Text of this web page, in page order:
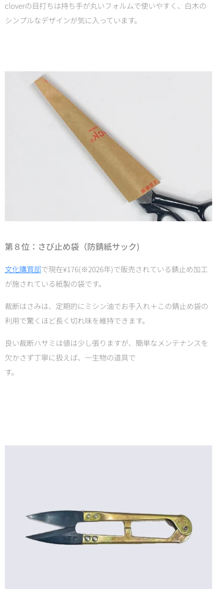
cloverの目打ちは持ち手が丸いフォルムで使いやすく、白木の
シンプルなデザインが気に入っています。
第８位： さび止め袋（防錆紙サック)
文化購買部で現在¥176(※2026年)で販売されている錆止め加工
が施されている紙製の袋です。
裁断はさみは、定期的にミシン油でお手入れ＋この錆止め袋の
利用で驚くほど長く切れ味を維持できます。
良い裁断ハサミは値は少し張りますが、簡単なメンテナンスを
欠かさず丁寧に扱えば、一生物の道具で
す。